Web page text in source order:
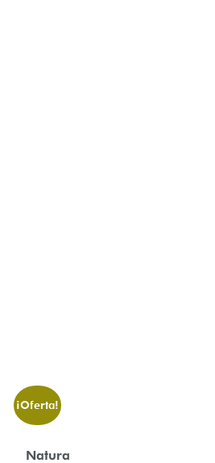
¡Oferta!
Natura